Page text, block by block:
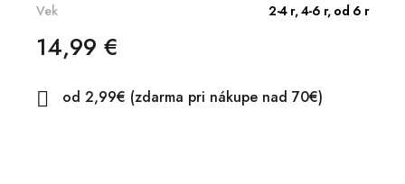
Vek
2-4 r, 4-6 r, od 6 r
14,99 €
 od 2,99€ (zdarma pri nákupe nad 70€)